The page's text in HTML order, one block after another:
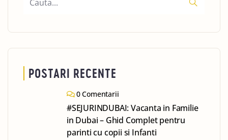
POSTARI RECENTE
0 Comentarii
#SEJURINDUBAI: Vacanta in Familie
in Dubai – Ghid Complet pentru
parinti cu copii si Infanti